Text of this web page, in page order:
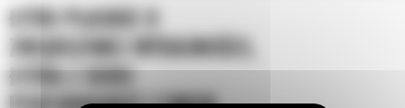
ŁYŻKI PŁASKIE O
ZWIĘKSZONEJ WYDAJNOŚCI,
ŁYŻKA Z SERII